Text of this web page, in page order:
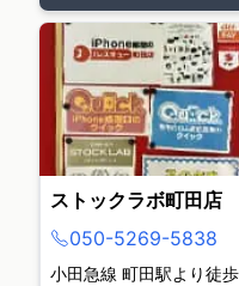
ストックラボ町田店
050-5269-5838
小田急線 町田駅より徒歩